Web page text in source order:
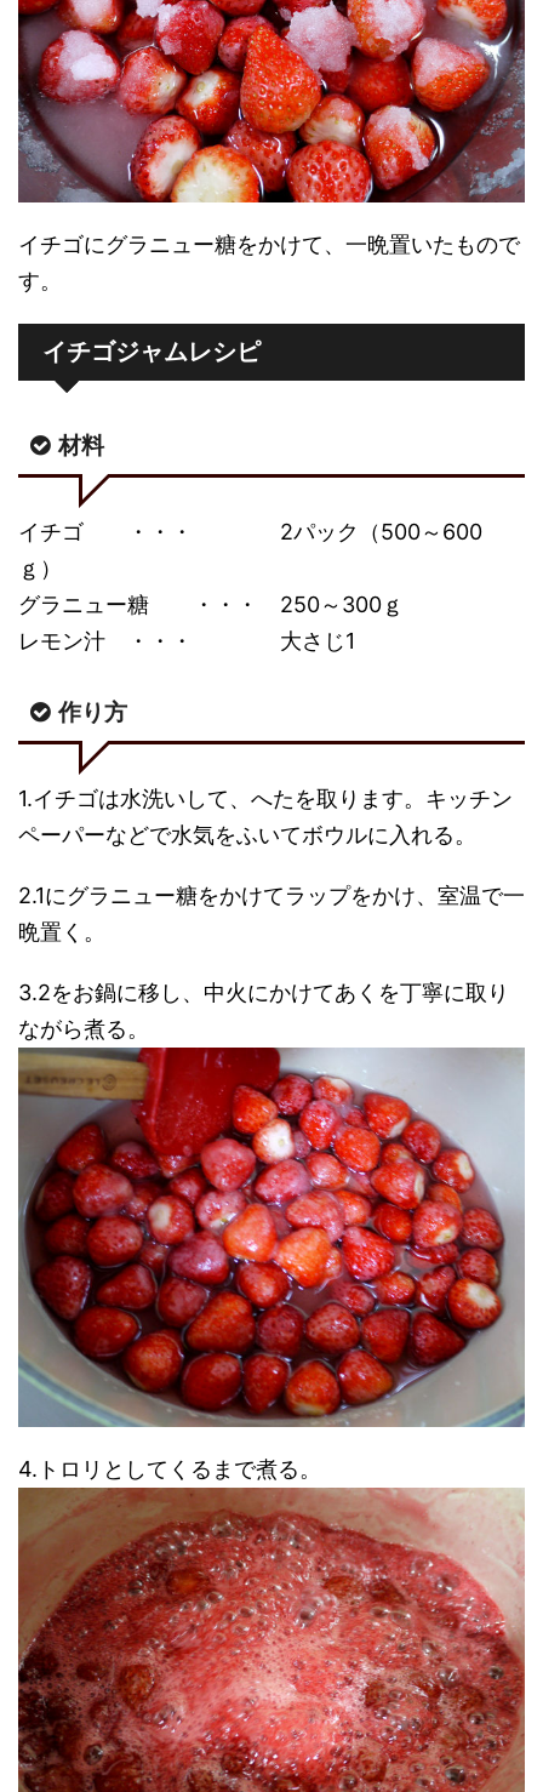
イチゴにグラニュー糖をかけて、一晩置いたもので
す。
イチゴジャムレシピ
材料
イチゴ ・・・ 2パック（500～600
ｇ）
グラニュー糖 ・・・ 250～300ｇ
レモン汁 ・・・ 大さじ1
作り方
1.イチゴは水洗いして、へたを取ります。キッチン
ペーパーなどで水気をふいてボウルに入れる。
2.1にグラニュー糖をかけてラップをかけ、室温で一
晩置く。
3.2をお鍋に移し、中火にかけてあくを丁寧に取り
ながら煮る。
4.トロリとしてくるまで煮る。